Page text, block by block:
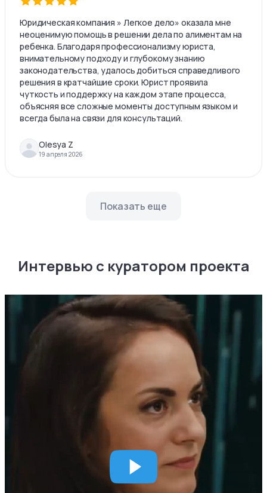
Юридическая компания » Легкое дело» оказала мне
неоценимую помощь в решении дела по алиментам на
ребенка. Благодаря профессионализму юриста,
внимательному подходу и глубокому знанию
законодательства, удалось добиться справедливого
решения в кратчайшие сроки. Юрист проявила
чуткость и поддержку на каждом этапе процесса,
объясняя все сложные моменты доступным языком и
всегда была на связи для консультаций.
Olesya Z
19 апреля 2026
Показать еще
Интервью с куратором проекта